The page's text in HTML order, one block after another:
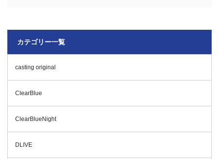
カテゴリー一覧
casting original
ClearBlue
ClearBlueNight
DLIVE